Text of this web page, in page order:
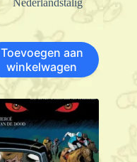
Toevoegen aan
winkelwagen